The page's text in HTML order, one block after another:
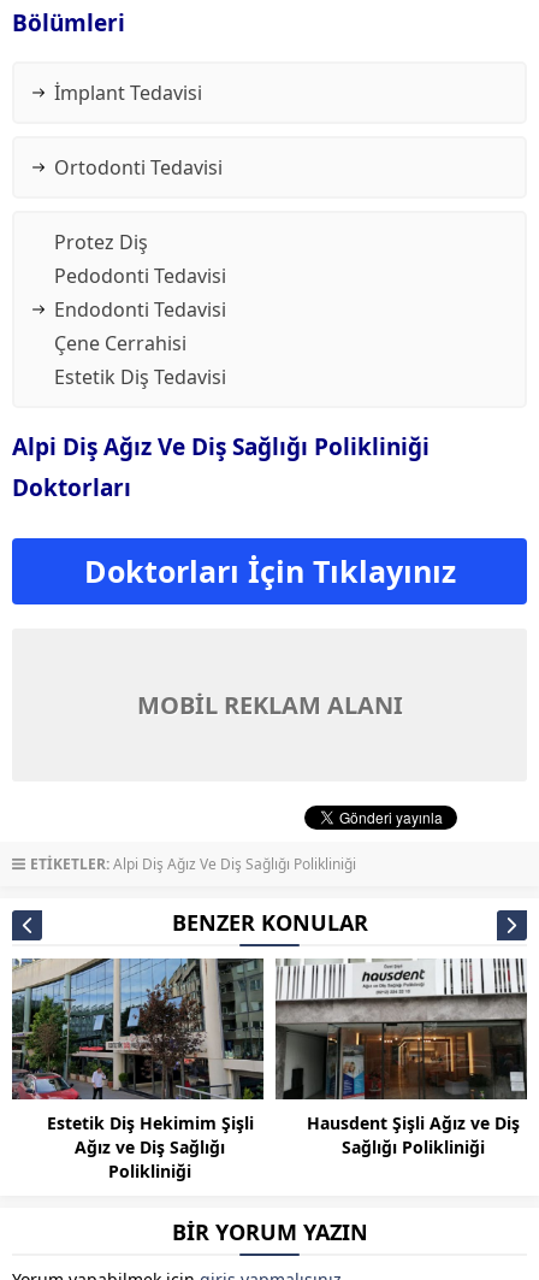
Bölümleri
İmplant Tedavisi
Ortodonti Tedavisi
Protez Diş
Pedodonti Tedavisi
Endodonti Tedavisi
Çene Cerrahisi
Estetik Diş Tedavisi
Alpi Diş Ağız Ve Diş Sağlığı Polikliniği
Doktorları
Doktorları İçin Tıklayınız
MOBİL REKLAM ALANI
ETİKETLER:Alpi Diş Ağız Ve Diş Sağlığı Polikliniği
BENZER KONULAR
Estetik Diş Hekimim Şişli
Ağız ve Diş Sağlığı
Polikliniği
Hausdent Şişli Ağız ve Diş
Sağlığı Polikliniği
BİR YORUM YAZIN